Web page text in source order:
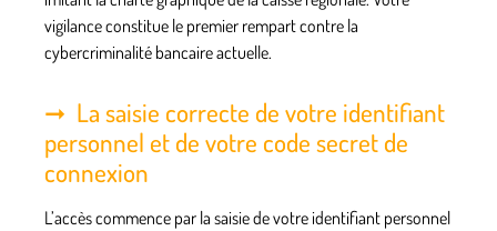
vigilance constitue le premier rempart contre la
cybercriminalité bancaire actuelle.
La saisie correcte de votre identifiant
personnel et de votre code secret de
connexion
L’accès commence par la saisie de votre identifiant personnel